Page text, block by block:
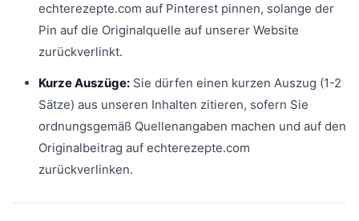
echterezepte.com auf Pinterest pinnen, solange der
Pin auf die Originalquelle auf unserer Website
zurückverlinkt.
Kurze Auszüge: Sie dürfen einen kurzen Auszug (1-2
Sätze) aus unseren Inhalten zitieren, sofern Sie
ordnungsgemäß Quellenangaben machen und auf den
Originalbeitrag auf echterezepte.com
zurückverlinken.